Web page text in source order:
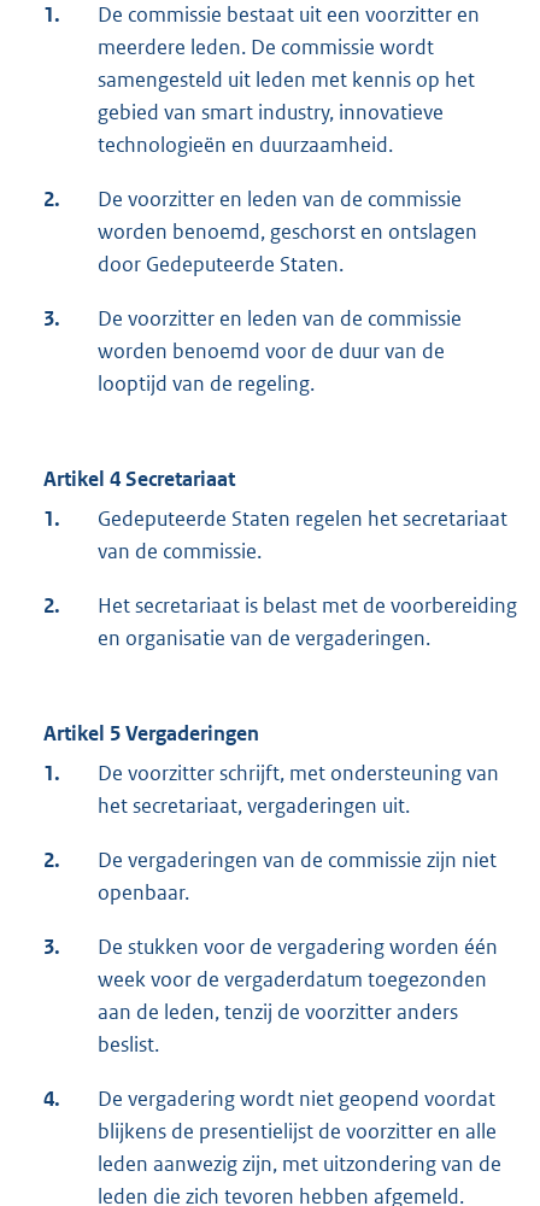
1.
De commissie bestaat uit een voorzitter en
meerdere leden. De commissie wordt
samengesteld uit leden met kennis op het
gebied van smart industry, innovatieve
technologieën en duurzaamheid.
2.
De voorzitter en leden van de commissie
worden benoemd, geschorst en ontslagen
door Gedeputeerde Staten.
3.
De voorzitter en leden van de commissie
worden benoemd voor de duur van de
looptijd van de regeling.
Artikel 4 Secretariaat
1.
Gedeputeerde Staten regelen het secretariaat
van de commissie.
2.
Het secretariaat is belast met de voorbereiding
en organisatie van de vergaderingen.
Artikel 5 Vergaderingen
1.
De voorzitter schrijft, met ondersteuning van
het secretariaat, vergaderingen uit.
2.
De vergaderingen van de commissie zijn niet
openbaar.
3.
De stukken voor de vergadering worden één
week voor de vergaderdatum toegezonden
aan de leden, tenzij de voorzitter anders
beslist.
4.
De vergadering wordt niet geopend voordat
blijkens de presentielijst de voorzitter en alle
leden aanwezig zijn, met uitzondering van de
leden die zich tevoren hebben afgemeld.